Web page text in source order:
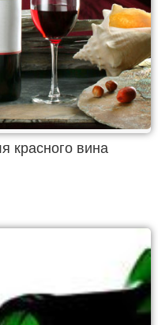
красного вина